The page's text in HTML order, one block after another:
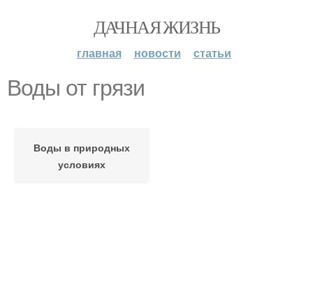
ДАЧНАЯ ЖИЗНЬ
главная новости статьи
Воды от грязи
Воды в природных
условиях